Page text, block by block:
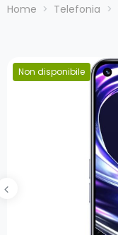
Home Telefonia
Non disponibile